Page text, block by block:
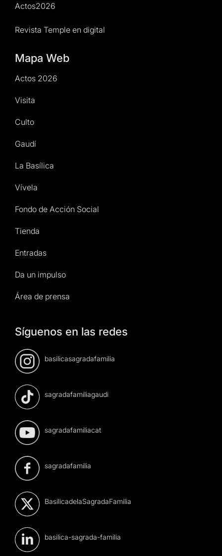
Actos2026
Revista Temple en digital
Mapa Web
Actos 2026
Visita
Culto
Gaudí
La Basílica
Vívela
Fondo de Acción Social
Tienda
Entradas
Da un impulso
Área de prensa
Síguenos en las redes
basilicasagradafamilia
sagradafamiliagaudi
sagradafamiliacat
sagradafamilia
BasilicadelaSagradaFamilia
basilica-sagrada-familia